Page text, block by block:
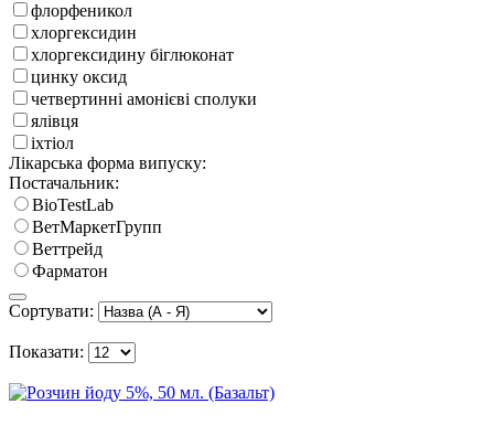
флорфеникол
хлоргексидин
хлоргексидину біглюконат
цинку оксид
четвертинні амонієві сполуки
ялівця
іхтіол
Лікарська форма випуску:
Постачальник:
BioTestLab
ВетМаркетГрупп
Веттрейд
Фарматон
Сортувати:
Показати: